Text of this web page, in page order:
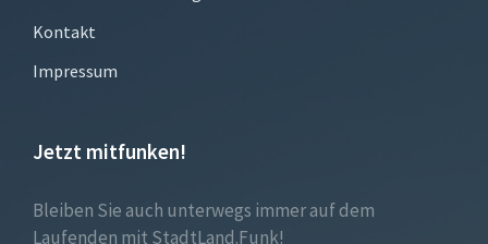
Kontakt
Impressum
Jetzt mitfunken!
Bleiben Sie auch unterwegs immer auf dem
Laufenden mit StadtLand.Funk!